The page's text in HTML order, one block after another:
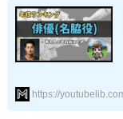
https://